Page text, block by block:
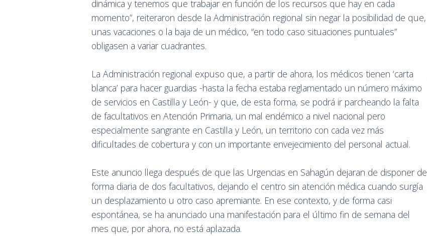
dinámica y tenemos que trabajar en función de los recursos que hay en cada
momento”, reiteraron desde la Administración regional sin negar la posibilidad de que,
unas vacaciones o la baja de un médico, “en todo caso situaciones puntuales”
obligasen a variar cuadrantes.
La Administración regional expuso que, a partir de ahora, los médicos tienen ‘carta
blanca’ para hacer guardias -hasta la fecha estaba reglamentado un número máximo
de servicios en Castilla y León- y que, de esta forma, se podrá ir parcheando la falta
de facultativos en Atención Primaria, un mal endémico a nivel nacional pero
especialmente sangrante en Castilla y León, un territorio con cada vez más
dificultades de cobertura y con un importante envejecimiento del personal actual.
Este anuncio llega después de que las Urgencias en Sahagún dejaran de disponer de
forma diaria de dos facultativos, dejando el centro sin atención médica cuando surgía
un desplazamiento u otro caso apremiante. En ese contexto, y de forma casi
espontánea, se ha anunciado una manifestación para el último fin de semana del
mes que, por ahora, no está aplazada.